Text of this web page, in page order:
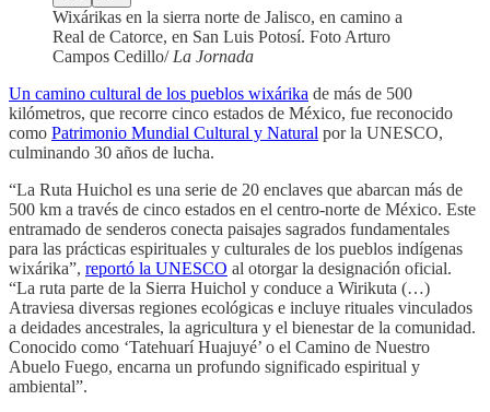
Wixárikas en la sierra norte de Jalisco, en camino a
Real de Catorce, en San Luis Potosí. Foto Arturo
Campos Cedillo/ La Jornada
Un camino cultural de los pueblos wixárika de más de 500
kilómetros, que recorre cinco estados de México, fue reconocido
como Patrimonio Mundial Cultural y Natural por la UNESCO,
culminando 30 años de lucha.
“La Ruta Huichol es una serie de 20 enclaves que abarcan más de
500 km a través de cinco estados en el centro-norte de México. Este
entramado de senderos conecta paisajes sagrados fundamentales
para las prácticas espirituales y culturales de los pueblos indígenas
wixárika”, reportó la UNESCO al otorgar la designación oficial.
“La ruta parte de la Sierra Huichol y conduce a Wirikuta (…)
Atraviesa diversas regiones ecológicas e incluye rituales vinculados
a deidades ancestrales, la agricultura y el bienestar de la comunidad.
Conocido como ‘Tatehuarí Huajuyé’ o el Camino de Nuestro
Abuelo Fuego, encarna un profundo significado espiritual y
ambiental”.